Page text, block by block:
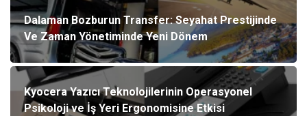
Dalaman Bozburun Transfer: Seyahat Prestijinde
Ve Zaman Yönetiminde Yeni Dönem
Kyocera Yazıcı Teknolojilerinin Operasyonel
Psikoloji ve İş Yeri Ergonomisine Etkisi